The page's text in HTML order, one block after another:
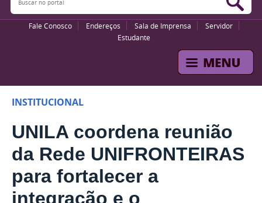
Fale Conosco Endereços Sala de Imprensa
Servidor
Estudante
INSTITUCIONAL
UNILA coordena reunião
da Rede UNIFRONTEIRAS
para fortalecer a
integração e o